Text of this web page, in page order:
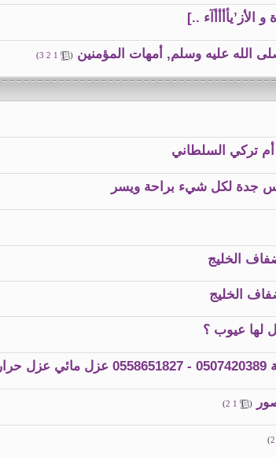
الأز’يأأأأآء ..]
الله عليه وسلم, أمهات المؤمنين (
1
2
3
)
تركي السلطاني
جدة لكل شيء براحة ويسر
الخليج
الخليج
لها عيوب ؟
(
1
2
)
2
)